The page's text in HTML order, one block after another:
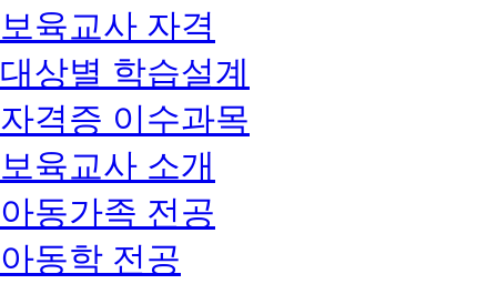
보육교사 자격
대상별 학습설계
자격증 이수과목
보육교사 소개
아동가족 전공
아동학 전공